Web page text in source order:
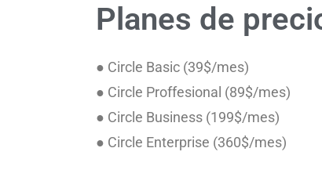
Planes de
● Circle Basic (39$/mes)
● Circle Proffesional (89$/mes)
● Circle Business (199$/mes)
● Circle Enterprise (360$/mes)